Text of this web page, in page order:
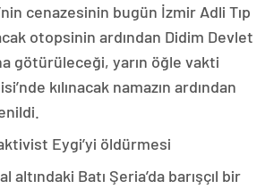
cenazesinin bugün İzmir Adli Tıp
otopsinin ardından Didim Devlet
götürüleceği, yarın öğle vakti
kılınacak namazın ardından
Eygi’yi öldürmesi
Batı Şeria’da barışçıl bir